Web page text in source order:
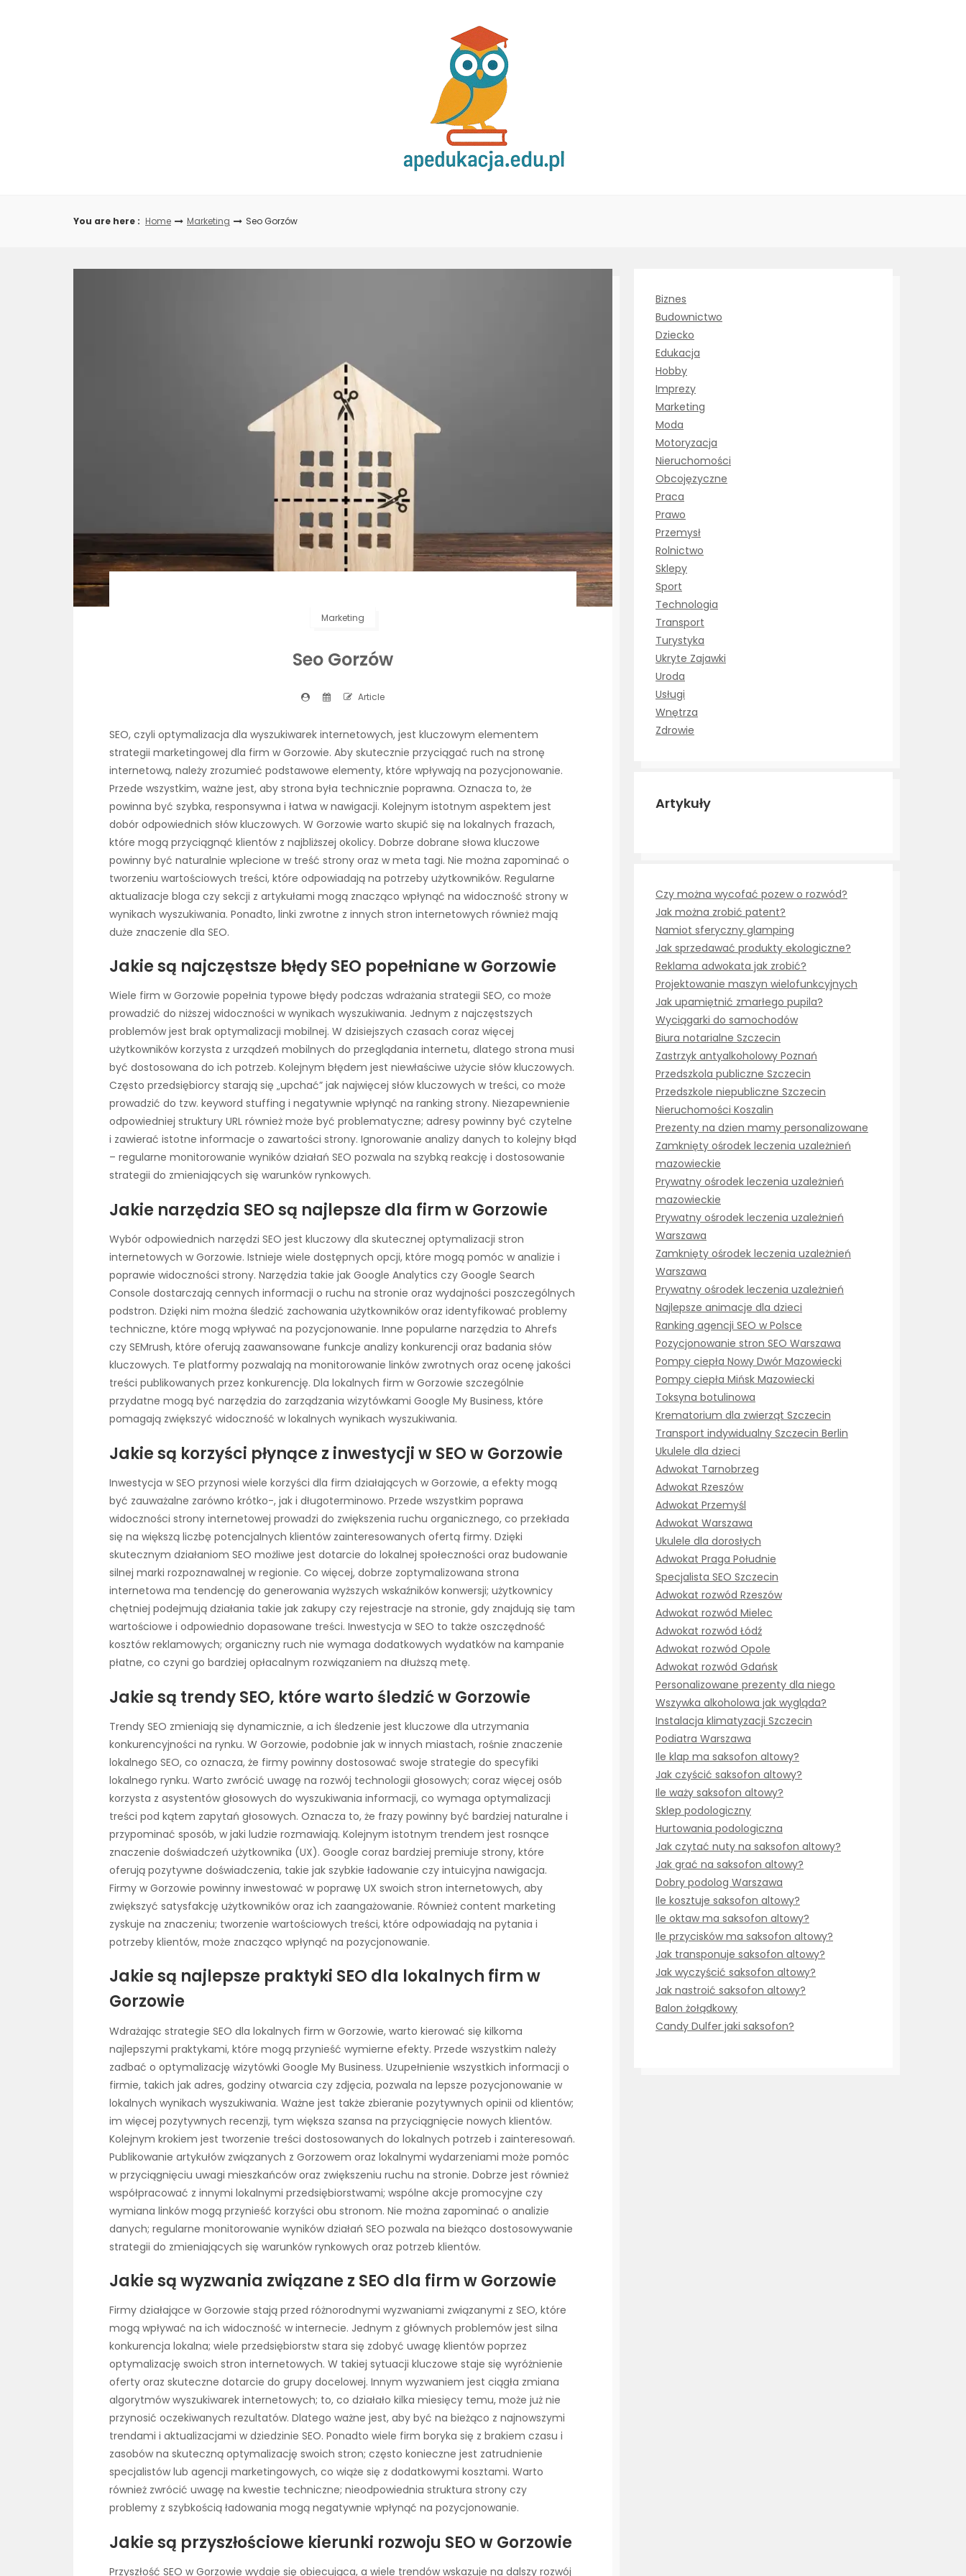
You are here : Home Marketing Seo Gorzów
Marketing
Seo Gorzów
Article
SEO, czyli optymalizacja dla wyszukiwarek internetowych, jest kluczowym elementem
strategii marketingowej dla firm w Gorzowie. Aby skutecznie przyciągać ruch na stronę
internetową, należy zrozumieć podstawowe elementy, które wpływają na pozycjonowanie.
Przede wszystkim, ważne jest, aby strona była technicznie poprawna. Oznacza to, że
powinna być szybka, responsywna i łatwa w nawigacji. Kolejnym istotnym aspektem jest
dobór odpowiednich słów kluczowych. W Gorzowie warto skupić się na lokalnych frazach,
które mogą przyciągnąć klientów z najbliższej okolicy. Dobrze dobrane słowa kluczowe
powinny być naturalnie wplecione w treść strony oraz w meta tagi. Nie można zapominać o
tworzeniu wartościowych treści, które odpowiadają na potrzeby użytkowników. Regularne
aktualizacje bloga czy sekcji z artykułami mogą znacząco wpłynąć na widoczność strony w
wynikach wyszukiwania. Ponadto, linki zwrotne z innych stron internetowych również mają
duże znaczenie dla SEO.
Jakie są najczęstsze błędy SEO popełniane w Gorzowie
Wiele firm w Gorzowie popełnia typowe błędy podczas wdrażania strategii SEO, co może
prowadzić do niższej widoczności w wynikach wyszukiwania. Jednym z najczęstszych
problemów jest brak optymalizacji mobilnej. W dzisiejszych czasach coraz więcej
użytkowników korzysta z urządzeń mobilnych do przeglądania internetu, dlatego strona musi
być dostosowana do ich potrzeb. Kolejnym błędem jest niewłaściwe użycie słów kluczowych.
Często przedsiębiorcy starają się „upchać” jak najwięcej słów kluczowych w treści, co może
prowadzić do tzw. keyword stuffing i negatywnie wpłynąć na ranking strony. Niezapewnienie
odpowiedniej struktury URL również może być problematyczne; adresy powinny być czytelne
i zawierać istotne informacje o zawartości strony. Ignorowanie analizy danych to kolejny błąd
– regularne monitorowanie wyników działań SEO pozwala na szybką reakcję i dostosowanie
strategii do zmieniających się warunków rynkowych.
Jakie narzędzia SEO są najlepsze dla firm w Gorzowie
Wybór odpowiednich narzędzi SEO jest kluczowy dla skutecznej optymalizacji stron
internetowych w Gorzowie. Istnieje wiele dostępnych opcji, które mogą pomóc w analizie i
poprawie widoczności strony. Narzędzia takie jak Google Analytics czy Google Search
Console dostarczają cennych informacji o ruchu na stronie oraz wydajności poszczególnych
podstron. Dzięki nim można śledzić zachowania użytkowników oraz identyfikować problemy
techniczne, które mogą wpływać na pozycjonowanie. Inne popularne narzędzia to Ahrefs
czy SEMrush, które oferują zaawansowane funkcje analizy konkurencji oraz badania słów
kluczowych. Te platformy pozwalają na monitorowanie linków zwrotnych oraz ocenę jakości
treści publikowanych przez konkurencję. Dla lokalnych firm w Gorzowie szczególnie
przydatne mogą być narzędzia do zarządzania wizytówkami Google My Business, które
pomagają zwiększyć widoczność w lokalnych wynikach wyszukiwania.
Jakie są korzyści płynące z inwestycji w SEO w Gorzowie
Inwestycja w SEO przynosi wiele korzyści dla firm działających w Gorzowie, a efekty mogą
być zauważalne zarówno krótko-, jak i długoterminowo. Przede wszystkim poprawa
widoczności strony internetowej prowadzi do zwiększenia ruchu organicznego, co przekłada
się na większą liczbę potencjalnych klientów zainteresowanych ofertą firmy. Dzięki
skutecznym działaniom SEO możliwe jest dotarcie do lokalnej społeczności oraz budowanie
silnej marki rozpoznawalnej w regionie. Co więcej, dobrze zoptymalizowana strona
internetowa ma tendencję do generowania wyższych wskaźników konwersji; użytkownicy
chętniej podejmują działania takie jak zakupy czy rejestracje na stronie, gdy znajdują się tam
wartościowe i odpowiednio dopasowane treści. Inwestycja w SEO to także oszczędność
kosztów reklamowych; organiczny ruch nie wymaga dodatkowych wydatków na kampanie
płatne, co czyni go bardziej opłacalnym rozwiązaniem na dłuższą metę.
Jakie są trendy SEO, które warto śledzić w Gorzowie
Trendy SEO zmieniają się dynamicznie, a ich śledzenie jest kluczowe dla utrzymania
konkurencyjności na rynku. W Gorzowie, podobnie jak w innych miastach, rośnie znaczenie
lokalnego SEO, co oznacza, że firmy powinny dostosować swoje strategie do specyfiki
lokalnego rynku. Warto zwrócić uwagę na rozwój technologii głosowych; coraz więcej osób
korzysta z asystentów głosowych do wyszukiwania informacji, co wymaga optymalizacji
treści pod kątem zapytań głosowych. Oznacza to, że frazy powinny być bardziej naturalne i
przypominać sposób, w jaki ludzie rozmawiają. Kolejnym istotnym trendem jest rosnące
znaczenie doświadczeń użytkownika (UX). Google coraz bardziej premiuje strony, które
oferują pozytywne doświadczenia, takie jak szybkie ładowanie czy intuicyjna nawigacja.
Firmy w Gorzowie powinny inwestować w poprawę UX swoich stron internetowych, aby
zwiększyć satysfakcję użytkowników oraz ich zaangażowanie. Również content marketing
zyskuje na znaczeniu; tworzenie wartościowych treści, które odpowiadają na pytania i
potrzeby klientów, może znacząco wpłynąć na pozycjonowanie.
Jakie są najlepsze praktyki SEO dla lokalnych firm w
Gorzowie
Wdrażając strategie SEO dla lokalnych firm w Gorzowie, warto kierować się kilkoma
najlepszymi praktykami, które mogą przynieść wymierne efekty. Przede wszystkim należy
zadbać o optymalizację wizytówki Google My Business. Uzupełnienie wszystkich informacji o
firmie, takich jak adres, godziny otwarcia czy zdjęcia, pozwala na lepsze pozycjonowanie w
lokalnych wynikach wyszukiwania. Ważne jest także zbieranie pozytywnych opinii od klientów;
im więcej pozytywnych recenzji, tym większa szansa na przyciągnięcie nowych klientów.
Kolejnym krokiem jest tworzenie treści dostosowanych do lokalnych potrzeb i zainteresowań.
Publikowanie artykułów związanych z Gorzowem oraz lokalnymi wydarzeniami może pomóc
w przyciągnięciu uwagi mieszkańców oraz zwiększeniu ruchu na stronie. Dobrze jest również
współpracować z innymi lokalnymi przedsiębiorstwami; wspólne akcje promocyjne czy
wymiana linków mogą przynieść korzyści obu stronom. Nie można zapominać o analizie
danych; regularne monitorowanie wyników działań SEO pozwala na bieżąco dostosowywanie
strategii do zmieniających się warunków rynkowych oraz potrzeb klientów.
Jakie są wyzwania związane z SEO dla firm w Gorzowie
Firmy działające w Gorzowie stają przed różnorodnymi wyzwaniami związanymi z SEO, które
mogą wpływać na ich widoczność w internecie. Jednym z głównych problemów jest silna
konkurencja lokalna; wiele przedsiębiorstw stara się zdobyć uwagę klientów poprzez
optymalizację swoich stron internetowych. W takiej sytuacji kluczowe staje się wyróżnienie
oferty oraz skuteczne dotarcie do grupy docelowej. Innym wyzwaniem jest ciągła zmiana
algorytmów wyszukiwarek internetowych; to, co działało kilka miesięcy temu, może już nie
przynosić oczekiwanych rezultatów. Dlatego ważne jest, aby być na bieżąco z najnowszymi
trendami i aktualizacjami w dziedzinie SEO. Ponadto wiele firm boryka się z brakiem czasu i
zasobów na skuteczną optymalizację swoich stron; często konieczne jest zatrudnienie
specjalistów lub agencji marketingowych, co wiąże się z dodatkowymi kosztami. Warto
również zwrócić uwagę na kwestie techniczne; nieodpowiednia struktura strony czy
problemy z szybkością ładowania mogą negatywnie wpłynąć na pozycjonowanie.
Jakie są przyszłościowe kierunki rozwoju SEO w Gorzowie
Przyszłość SEO w Gorzowie wydaje się obiecująca, a wiele trendów wskazuje na dalszy rozwój
Biznes
Budownictwo
Dziecko
Edukacja
Hobby
Imprezy
Marketing
Moda
Motoryzacja
Nieruchomości
Obcojęzyczne
Praca
Prawo
Przemysł
Rolnictwo
Sklepy
Sport
Technologia
Transport
Turystyka
Ukryte Zajawki
Uroda
Usługi
Wnętrza
Zdrowie
Artykuły
Czy można wycofać pozew o rozwód?
Jak można zrobić patent?
Namiot sferyczny glamping
Jak sprzedawać produkty ekologiczne?
Reklama adwokata jak zrobić?
Projektowanie maszyn wielofunkcyjnych
Jak upamiętnić zmarłego pupila?
Wyciągarki do samochodów
Biura notarialne Szczecin
Zastrzyk antyalkoholowy Poznań
Przedszkola publiczne Szczecin
Przedszkole niepubliczne Szczecin
Nieruchomości Koszalin
Prezenty na dzien mamy personalizowane
Zamknięty ośrodek leczenia uzależnień
mazowieckie
Prywatny ośrodek leczenia uzależnień
mazowieckie
Prywatny ośrodek leczenia uzależnień
Warszawa
Zamknięty ośrodek leczenia uzależnień
Warszawa
Prywatny ośrodek leczenia uzależnień
Najlepsze animacje dla dzieci
Ranking agencji SEO w Polsce
Pozycjonowanie stron SEO Warszawa
Pompy ciepła Nowy Dwór Mazowiecki
Pompy ciepła Mińsk Mazowiecki
Toksyna botulinowa
Krematorium dla zwierząt Szczecin
Transport indywidualny Szczecin Berlin
Ukulele dla dzieci
Adwokat Tarnobrzeg
Adwokat Rzeszów
Adwokat Przemyśl
Adwokat Warszawa
Ukulele dla dorosłych
Adwokat Praga Południe
Specjalista SEO Szczecin
Adwokat rozwód Rzeszów
Adwokat rozwód Mielec
Adwokat rozwód Łódź
Adwokat rozwód Opole
Adwokat rozwód Gdańsk
Personalizowane prezenty dla niego
Wszywka alkoholowa jak wygląda?
Instalacja klimatyzacji Szczecin
Podiatra Warszawa
Ile klap ma saksofon altowy?
Jak czyścić saksofon altowy?
Ile waży saksofon altowy?
Sklep podologiczny
Hurtowania podologiczna
Jak czytać nuty na saksofon altowy?
Jak grać na saksofon altowy?
Dobry podolog Warszawa
Ile kosztuje saksofon altowy?
Ile oktaw ma saksofon altowy?
Ile przycisków ma saksofon altowy?
Jak transponuje saksofon altowy?
Jak wyczyścić saksofon altowy?
Jak nastroić saksofon altowy?
Balon żołądkowy
Candy Dulfer jaki saksofon?